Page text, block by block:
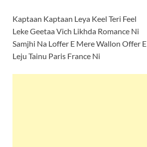
Kaptaan Kaptaan Leya Keel Teri Feel
Leke Geetaa Vich Likhda Romance Ni
Samjhi Na Loffer E Mere Wallon Offer E
Leju Tainu Paris France Ni